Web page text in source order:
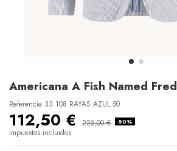
Americana A Fish Named Fred
Referencia 33.108.RAYAS AZUL.50
112,50 € 225,00 € -50%
Impuestos incluidos